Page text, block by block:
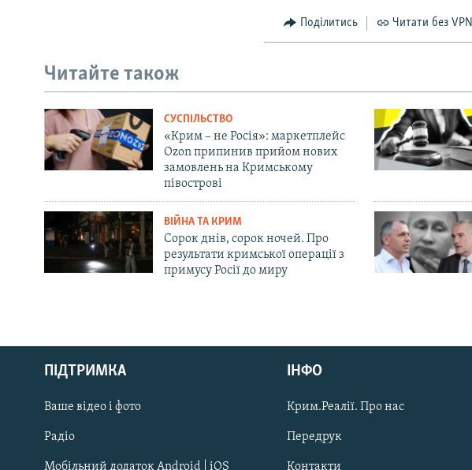
Qırımtatar
ДОЛУЧАЙСЯ!
Поділитись Читати без VPN
Читайте також
СУСПІЛЬСТВО
«Крим – не Росія»: маркетплейс
Ozon припинив прийом нових
замовлень на Кримському
півострові
ВІЙНА ТА КРИМ
Сорок днів, сорок ночей. Про
результати кримської операції з
примусу Росії до миру
ПІДТРИМКА
Ваше відео і фото
Радіо
Мобільний додаток Android | iOS
ІНФО
Крим.Реалії. Про нас
Передрук
Контакти